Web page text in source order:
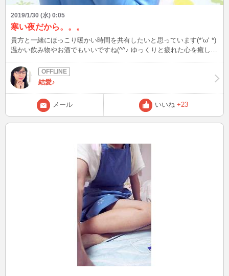
2019/1/30 (水) 0:05
寒い夜だから。。。
貴方と一緒にほっこり暖かい時間を共有したいと思っています(*‘ω‘ *)
温かい飲み物やお酒でもいいですね(^^♪ ゆっくりと疲れた心を癒して
結愛♪
メール いいね +23